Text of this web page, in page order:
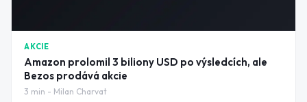
AKCIE
Amazon prolomil 3 biliony USD po výsledcích, ale
Bezos prodává akcie
3 min - Milan Charvat